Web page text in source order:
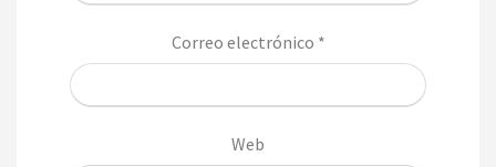
Correo electrónico *
Web